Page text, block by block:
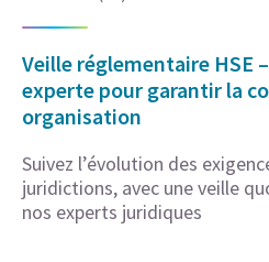
Veille réglementaire HSE
experte pour garantir la
organisation
Suivez l’évolution des
juridictions, avec une veille
nos experts juridiques